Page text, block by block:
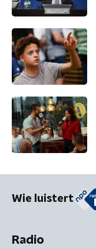
Wie luistert
Radio